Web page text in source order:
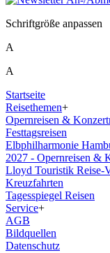
Schriftgröße anpassen
A
A
Startseite
Reisethemen+
Opernreisen &
Festtagsreisen
Elbphilharmonie
2027 - Opernreisen &
Lloyd Touristik Reise-
Kreuzfahrten
Tagesspiegel Reisen
Service+
AGB
Bildquellen
Datenschutz